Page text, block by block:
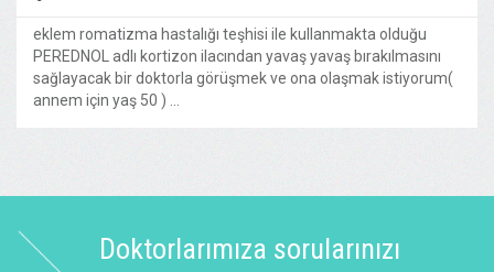
eklem romatizma hastalığı teşhisi ile kullanmakta olduğu
PEREDNOL adlı kortizon ilacından yavaş yavaş bırakılmasını
sağlayacak bir doktorla görüşmek ve ona olaşmak istiyorum(
annem için yaş 50 ) ...
Doktorlarımıza sorularınızı